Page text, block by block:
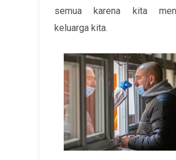
semua karena kita
keluarga kita.